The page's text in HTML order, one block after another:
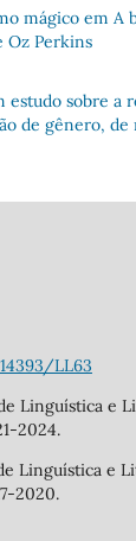
mágico em A
Oz Perkins
sobre a
de gênero, de
LL63
Linguística e
2024.
Linguística e
2020.